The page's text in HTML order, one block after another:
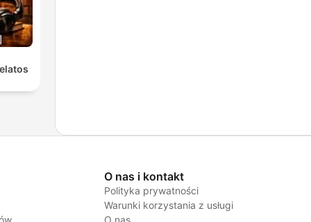
O nas i kontakt
Polityka prywatności
Warunki korzystania z usługi
O nas